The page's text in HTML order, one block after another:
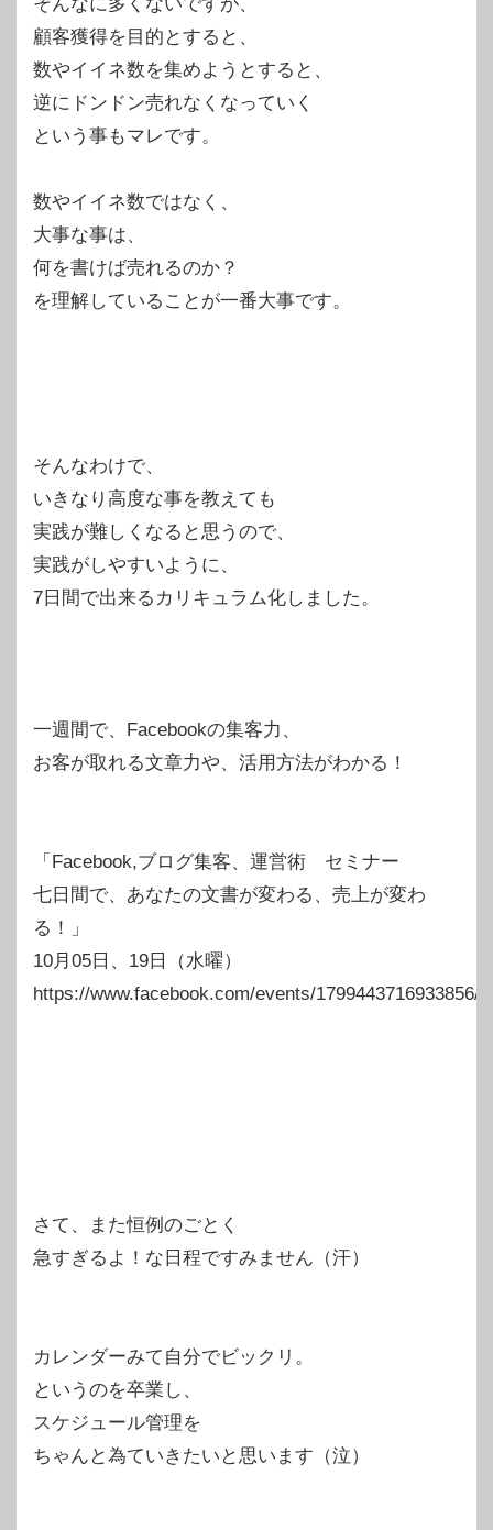
顧客獲得を目的とすると、
数やイイネ数を集めようとすると、
逆にドンドン売れなくなっていく
という事もマレです。
数やイイネ数ではなく、
大事な事は、
何を書けば売れるのか？
を理解していることが一番大事です。
そんなわけで、
いきなり高度な事を教えても
実践が難しくなると思うので、
実践がしやすいように、
7日間で出来るカリキュラム化しました。
一週間で、Facebookの集客力、
お客が取れる文章力や、活用方法がわかる！
「Facebook,ブログ集客、運営術 セミナー
七日間で、あなたの文書が変わる、売上が変わ
る！」
10月05日、19日（水曜）
https://www.facebook.com/events/1799443716933856/
さて、また恒例のごとく
急すぎるよ！な日程ですみません（汗）
カレンダーみて自分でビックリ。
というのを卒業し、
スケジュール管理を
ちゃんと為ていきたいと思います（泣）